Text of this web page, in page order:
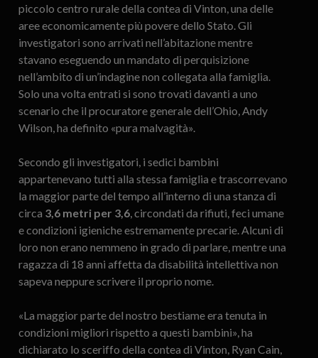
piccolo centro rurale della contea di Vinton, una delle
aree economicamente più povere dello Stato. Gli
investigatori sono arrivati nell’abitazione mentre
stavano eseguendo un mandato di perquisizione
nell’ambito di un’indagine non collegata alla famiglia.
Solo una volta entrati si sono trovati davanti a uno
scenario che il procuratore generale dell’Ohio, Andy
Wilson, ha definito «pura malvagità».
Secondo gli investigatori, i sedici bambini
appartenevano tutti alla stessa famiglia e trascorrevano
la maggior parte del tempo all’interno di una stanza di
circa 3,6 metri per 3,6, circondati da rifiuti, feci umane
e condizioni igieniche estremamente precarie. Alcuni di
loro non erano nemmeno in grado di parlare, mentre una
ragazza di 18 anni affetta da disabilità intellettiva non
sapeva neppure scrivere il proprio nome.
«La maggior parte del nostro bestiame era tenuta in
condizioni migliori rispetto a questi bambini», ha
dichiarato lo sceriffo della contea di Vinton, Ryan Cain,